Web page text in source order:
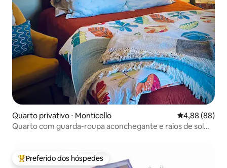
Quarto privativo ⋅ Monticello 4,88 de uma
4,88 (88)
Quarto com guarda-roupa aconchegante e raios de sol
Entre os melhores preferidos dos hóspedes
Preferido dos hóspedes